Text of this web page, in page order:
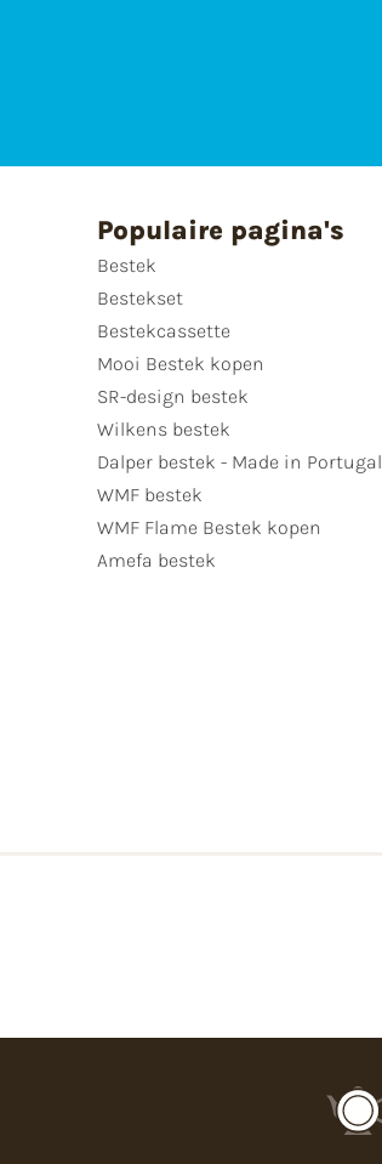
Populaire pagina's
Bestek
Bestekset
Bestekcassette
Mooi Bestek kopen
SR-design bestek
Wilkens bestek
Dalper bestek - Made in Portugal
WMF bestek
WMF Flame Bestek kopen
Amefa bestek